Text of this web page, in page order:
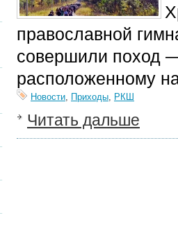
православной
совершили поход
расположенному
Новости, Приходы, РКШ
Читать дальше